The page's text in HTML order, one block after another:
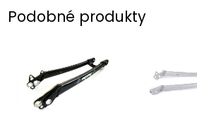
Podobné produkty